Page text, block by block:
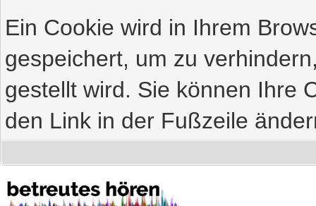
Ein Cookie wird in Ihrem
gespeichert, um zu
gestellt wird. Sie können Ihre
den Link in der Fußzeile